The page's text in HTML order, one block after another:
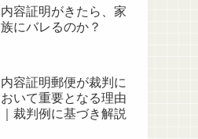
内容証明がきたら、家
族にバレるのか？
内容証明郵便が裁判に
おいて重要となる理由
｜裁判例に基づき解説